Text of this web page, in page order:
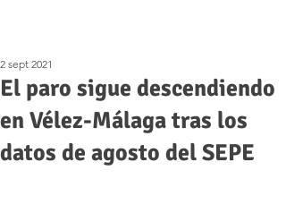
El paro sigue descendiendo
en Vélez-Málaga tras los
datos de agosto del SEPE
2 sept 2021